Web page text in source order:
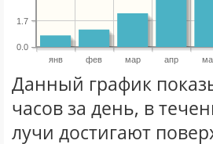
янв фев мар апр
0.0
1.7
Данный график
часов за день, в
лучи достигают